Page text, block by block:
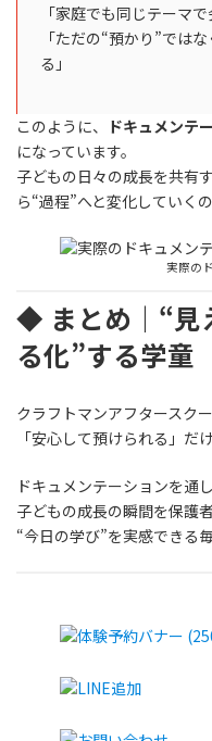
「家庭でも同じテーマ
「ただの“預かり”では
る」
このように、 ドキュメンテ
になっています。
子どもの日々の成長を共有
ら“過程”へと変化していくの
実際の
◆ まとめ｜“見
る化”する学童
クラフトマンアフタースク
「安心して預けられる」だ
ドキュメンテーションを通し
子どもの成長の瞬間を保護
“今日の学び”を実感できる